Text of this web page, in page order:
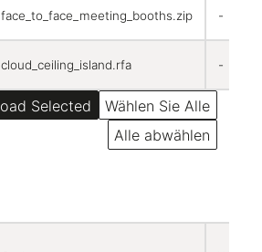
face_to_face_meeting_booths.zip -
cloud_ceiling_island.rfa -
Wählen Sie Alle
Alle abwählen